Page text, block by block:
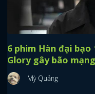
6 phim Hàn đại
Glory gây bão
Mỳ Quảng